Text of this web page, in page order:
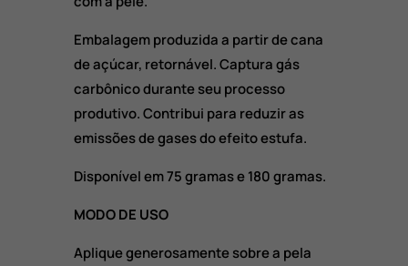
Embalagem produzida a partir de cana
de açúcar, retornável. Captura gás
carbônico durante seu processo
produtivo. Contribui para reduzir as
emissões de gases do efeito estufa.
Disponível em 75 gramas e 180 gramas.
MODO DE USO
Aplique generosamente sobre a pela